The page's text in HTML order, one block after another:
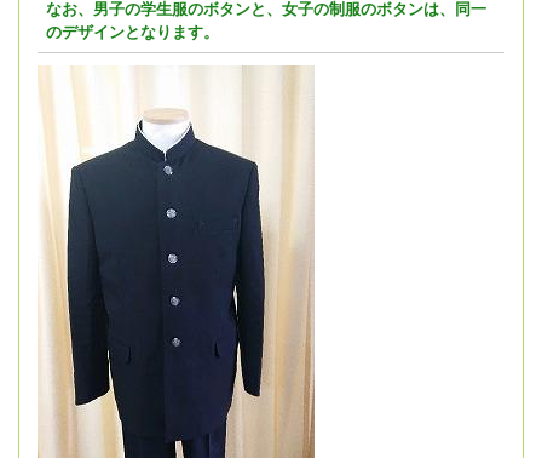
なお、男子の学生服のボタンと、女子の制服のボタンは、同一
のデザインとなります。